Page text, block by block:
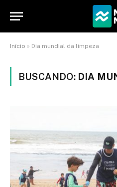
Início » Dia mundial da limpeza
BUSCANDO: DIA